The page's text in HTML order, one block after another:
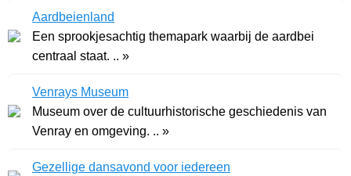
Aardbeienland
Een sprookjesachtig themapark waarbij de aardbei
centraal staat. .. »
Venrays Museum
Museum over de cultuurhistorische geschiedenis van
Venray en omgeving. .. »
Gezellige dansavond voor iedereen